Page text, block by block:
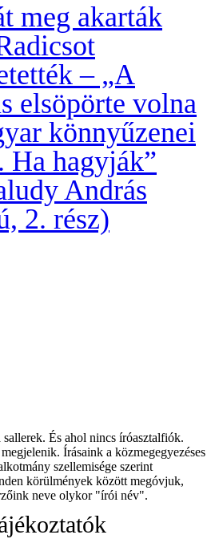
meg akarták
– „A
elsöpörte volna
könnyűzenei
Ha hagyják”
András
2. rész)
És ahol nincs íróasztalfiók.
Írásaink a közmegegyezéses
szellemisége szerint
körülmények között megóvjuk,
neve olykor "írói név".